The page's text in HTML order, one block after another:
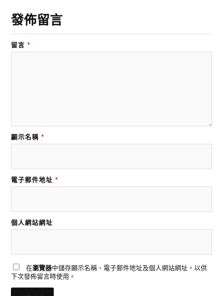
發佈留言
留言 *
顯示名稱 *
電子郵件地址 *
個人網站網址
在瀏覽器中儲存顯示名稱、電子郵件地址及個人網站網址，以供
下次發佈留言時使用。